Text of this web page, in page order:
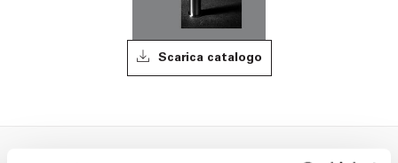
Scarica catalogo